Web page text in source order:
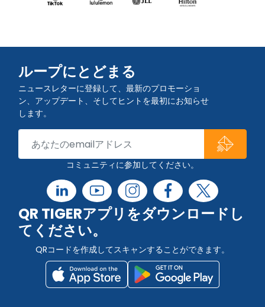
ループにとどまる
ニュースレターに登録して、最新のプロモーショ
ン、アップデート、そしてヒントを最初にお知らせ
します。
コミュニティに参加してください。
QR TIGERアプリをダウンロードし
てください。
QRコードを作成してスキャンすることができます。